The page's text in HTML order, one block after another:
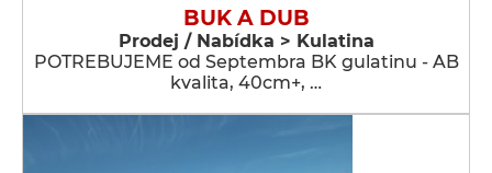
BUK A DUB
Prodej / Nabídka > Kulatina
POTREBUJEME od Septembra BK gulatinu - AB
kvalita, 40cm+, …